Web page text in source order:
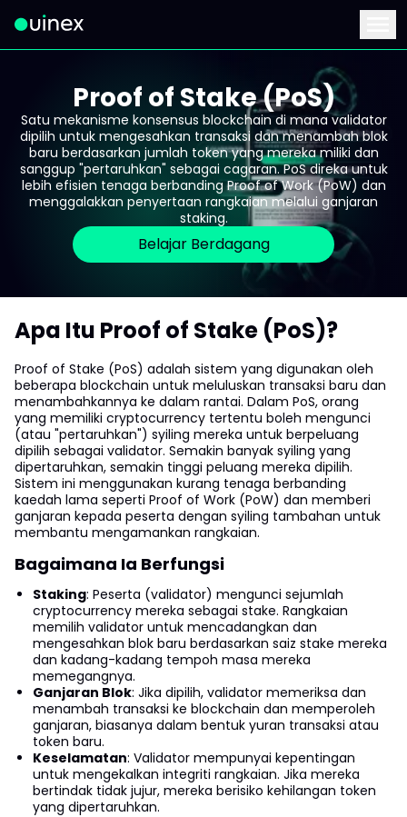
Ini ialah logo dan jika diklik akan mengalihkan anda ke
Proof of Stake (PoS)
Satu mekanisme konsensus blockchain di mana validator
dipilih untuk mengesahkan transaksi dan menambah blok
baru berdasarkan jumlah token yang mereka miliki dan
sanggup "pertaruhkan" sebagai cagaran. PoS direka untuk
lebih efisien tenaga berbanding Proof of Work (PoW) dan
menggalakkan penyertaan rangkaian melalui ganjaran
staking.
Belajar Berdagang
Apa Itu Proof of Stake (PoS)?
Proof of Stake (PoS) adalah sistem yang digunakan oleh
beberapa blockchain untuk meluluskan transaksi baru dan
menambahkannya ke dalam rantai. Dalam PoS, orang
yang memiliki cryptocurrency tertentu boleh mengunci
(atau "pertaruhkan") syiling mereka untuk berpeluang
dipilih sebagai validator. Semakin banyak syiling yang
dipertaruhkan, semakin tinggi peluang mereka dipilih.
Sistem ini menggunakan kurang tenaga berbanding
kaedah lama seperti Proof of Work (PoW) dan memberi
ganjaran kepada peserta dengan syiling tambahan untuk
membantu mengamankan rangkaian.
Bagaimana Ia Berfungsi
Staking: Peserta (validator) mengunci sejumlah
cryptocurrency mereka sebagai stake. Rangkaian
memilih validator untuk mencadangkan dan
mengesahkan blok baru berdasarkan saiz stake mereka
dan kadang-kadang tempoh masa mereka
memegangnya.
Ganjaran Blok: Jika dipilih, validator memeriksa dan
menambah transaksi ke blockchain dan memperoleh
ganjaran, biasanya dalam bentuk yuran transaksi atau
token baru.
Keselamatan: Validator mempunyai kepentingan
untuk mengekalkan integriti rangkaian. Jika mereka
bertindak tidak jujur, mereka berisiko kehilangan token
yang dipertaruhkan.